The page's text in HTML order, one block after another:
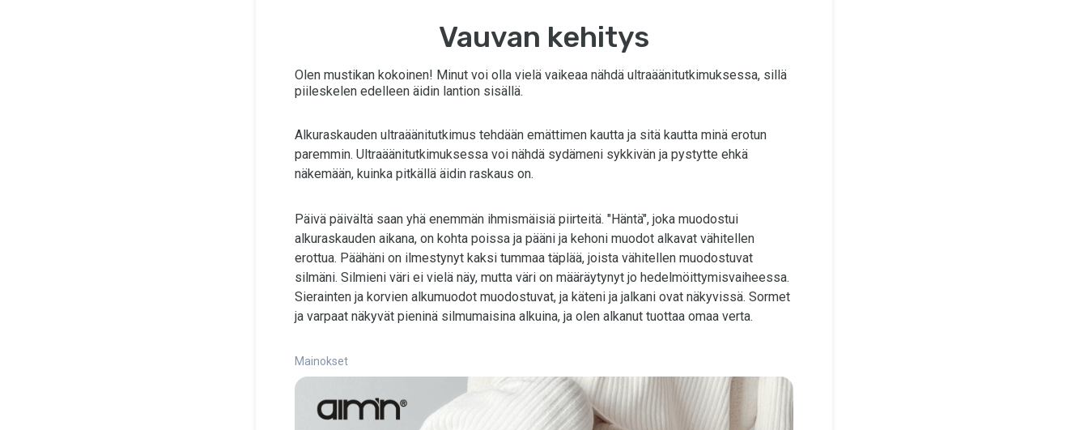
Vauvan kehitys
Olen mustikan kokoinen! Minut voi olla vielä vaikeaa nähdä ultraäänitutkimuksessa, sillä
piileskelen edelleen äidin lantion sisällä.
Alkuraskauden ultraäänitutkimus tehdään emättimen kautta ja sitä kautta minä erotun
paremmin. Ultraäänitutkimuksessa voi nähdä sydämeni sykkivän ja pystytte ehkä
näkemään, kuinka pitkällä äidin raskaus on.
Päivä päivältä saan yhä enemmän ihmismäisiä piirteitä. "Häntä", joka muodostui
alkuraskauden aikana, on kohta poissa ja pääni ja kehoni muodot alkavat vähitellen
erottua. Päähäni on ilmestynyt kaksi tummaa täplää, joista vähitellen muodostuvat
silmäni. Silmieni väri ei vielä näy, mutta väri on määräytynyt jo hedelmöittymisvaiheessa.
Sierainten ja korvien alkumuodot muodostuvat, ja käteni ja jalkani ovat näkyvissä. Sormet
ja varpaat näkyvät pieninä silmumaisina alkuina, ja olen alkanut tuottaa omaa verta.
Mainokset